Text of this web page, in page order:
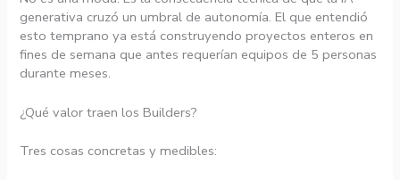
generativa cruzó un umbral de autonomía. El que entendió
esto temprano ya está construyendo proyectos enteros en
fines de semana que antes requerían equipos de 5 personas
durante meses.
¿Qué valor traen los Builders?
Tres cosas concretas y medibles: